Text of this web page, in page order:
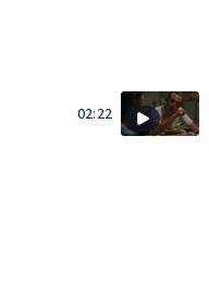
02:22